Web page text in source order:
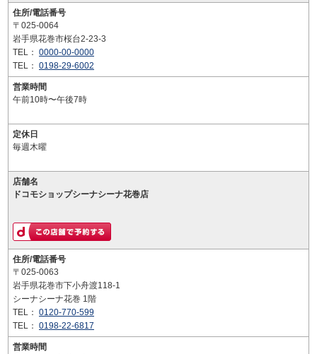
住所/電話番号
〒025-0064
岩手県花巻市桜台2-23-3
TEL： 0000-00-0000
TEL： 0198-29-6002
営業時間
午前10時〜午後7時
定休日
毎週木曜
店舗名
ドコモショップシーナシーナ花巻店
住所/電話番号
〒025-0063
岩手県花巻市下小舟渡118-1
シーナシーナ花巻 1階
TEL： 0120-770-599
TEL： 0198-22-6817
営業時間